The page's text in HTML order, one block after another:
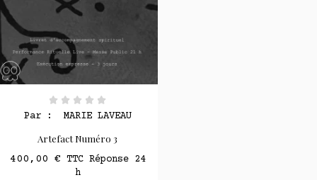
Par : MARIE LAVEAU
Artefact Numéro 3
400,00 € TTC Réponse 24
h